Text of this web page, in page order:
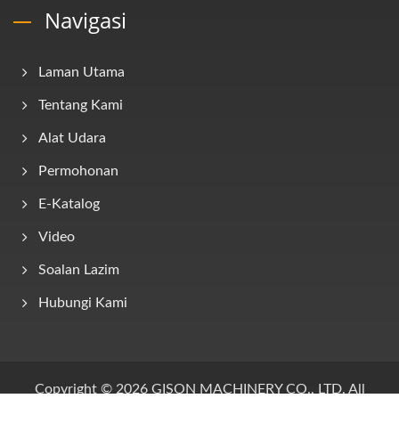
Navigasi
Laman Utama
Tentang Kami
Alat Udara
Permohonan
E-Katalog
Video
Soalan Lazim
Hubungi Kami
Copyright © 2026 GISON MACHINERY CO., LTD. All